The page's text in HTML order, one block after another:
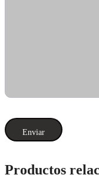
Productos